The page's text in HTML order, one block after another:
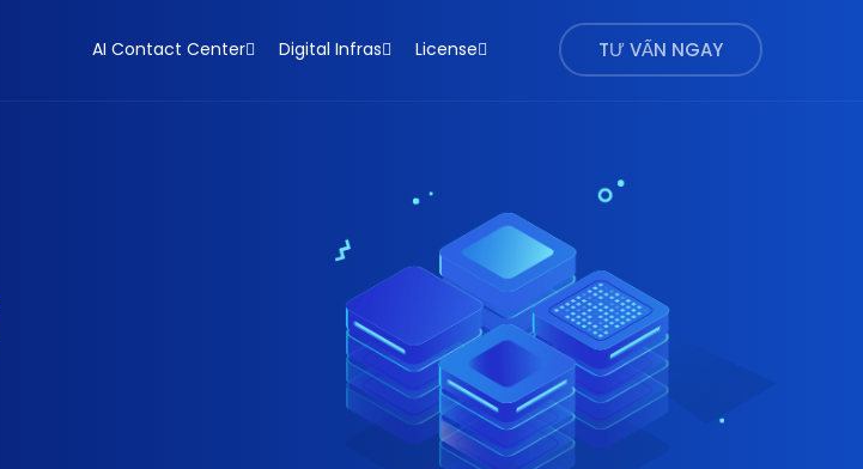
AI Contact Center Digital Infras License TƯ VẤN NGAY